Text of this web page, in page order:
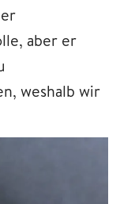
aber er
weshalb wir